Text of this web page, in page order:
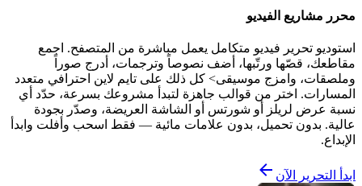
محرر مشاريع الفيديو
استوديو تحرير فيديو متكامل يعمل مباشرة من المتصفح. اجمع
مقاطعك، قصّها ورتّبها، أضف نصوصاً وترجمات، أدرج صوراً
وملصقات، وامزج موسيقى> كل ذلك على تايم لاين احترافي متعدد
المسارات. اختر من قوالب جاهزة لتبدأ مشروعك بسرعة، حدّد أي
نسبة عرض لريلز أو شورتس أو الشاشة العريضة، وصدّر بجودة
عالية. بدون تحميل، بدون علامات مائية — فقط اسحب وأفلت وابدأ
الإبداع.
ابدأ التحرير الآن